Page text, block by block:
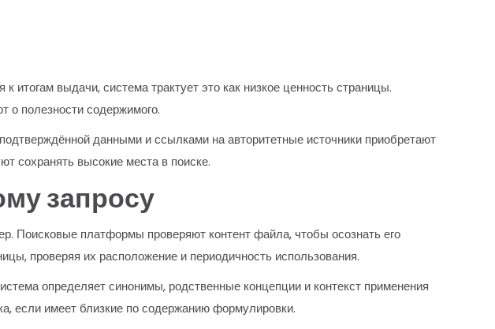
выдачи, система трактует это как низкое ценность страницы.
о полезности содержимого.
данными и ссылками на авторитетные источники приобретают
сохранять высокие места в поиске.
запросу
Поисковые платформы проверяют контент файла, чтобы осознать его
проверяя их расположение и периодичность использования.
определяет синонимы, родственные концепции и контекст применения
если имеет близкие по содержанию формулировки.